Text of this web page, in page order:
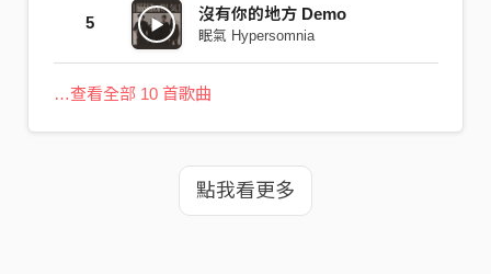
5 沒有你的地方 Demo
眠氣 Hypersomnia
…查看全部 10 首歌曲
點我看更多